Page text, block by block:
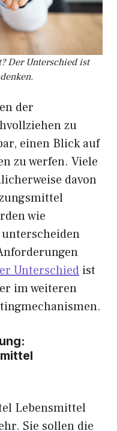
Der Unterschied ist
der
zu
einen Blick auf
zu werfen. Viele
davon
wie
Unterschied ist
im weiteren
Lebensmittel
Sie sollen die